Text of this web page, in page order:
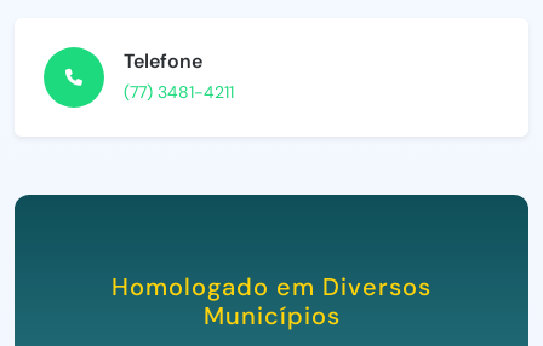
Telefone
(77) 3481-4211
Homologado em Diversos
Municípios